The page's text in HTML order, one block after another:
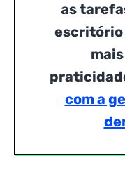
as
escritório
com a